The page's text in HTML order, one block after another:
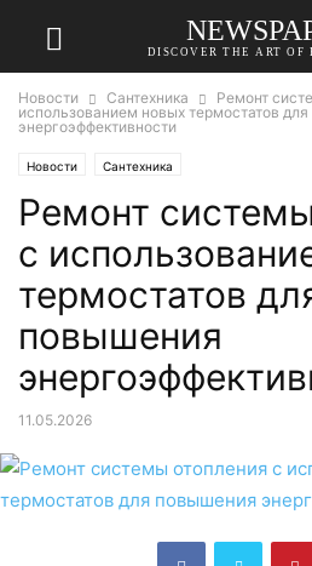
DISCOVER THE ART OF
Новости Сантехника
Ремонт
использованием новых термостатов
энергоэффективности
Новости Сантехника
Ремонт
с
термостатов
повышения
11.05.2026